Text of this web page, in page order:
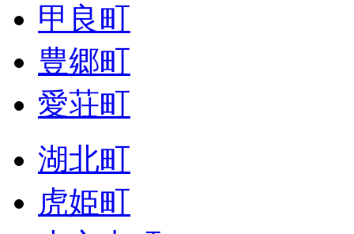
甲良町
豊郷町
愛荘町
湖北町
虎姫町